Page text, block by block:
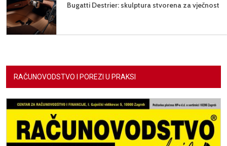
Bugatti Destrier: skulptura stvorena za vječnost
RAČUNOVODSTVO I POREZI U PRAKSI